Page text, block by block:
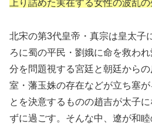
上り詰めた実在する女性の波乱
北宋の第3代皇帝・真宗は皇太子
ろに蜀の平民・劉娥に命を救わ
分を問題視する宮廷と朝廷から
室・藩玉姝の存在などが立ち塞
とを決意するものの趙吉が太子
ずに過ごす。そんな中、遼が和